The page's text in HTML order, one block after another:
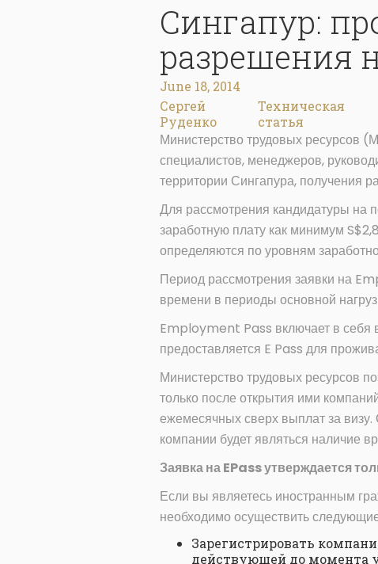
Сингапур:
разрешения
June 18, 2014
Сергей
Руденко
Техническая
статья
Министерство трудовых ресурсов
специалистов, менеджеров,
территории Сингапура, получения
Для рассмотрения кандидатуры на
заработную плату как минимум
определяются по уровням
Период рассмотрения заявки на
времени в периоды основной
Employment Pass включает в себя
предоставляется E Pass для
Министерство трудовых ресурсов
только после открытия ими
ежемесячных сверх выплат за
компании будет являться наличие
Заявка на EPass утверждается
Если вы являетесь иностранным
необходимо осуществить
Зарегистрировать
действующей до момента